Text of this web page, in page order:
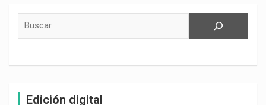
Edición digital